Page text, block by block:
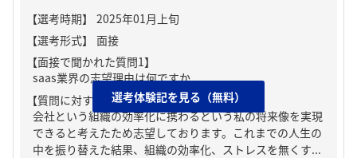
【面接で聞かれた質問1】
saas業界の志望理由は何ですか
【質問に対する回答1】
会社という組織の効率化に携わるという私の将来像を実現
できると考えたため志望しております。これまでの人生の
中を振り替えた結果、組織の効率化、ストレスを無くす...
選考体験記を見る（無料）